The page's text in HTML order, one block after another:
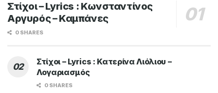
Στίχοι – Lyrics : Κωνσταντίνος
Αργυρός – Καμπάνες
0 SHARES
Στίχοι – Lyrics : Κατερίνα Λιόλιου –
Λογαριασμός
0 SHARES